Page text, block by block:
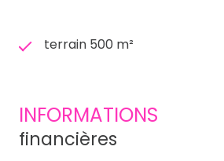
terrain 500 m²
INFORMATIONS
financières